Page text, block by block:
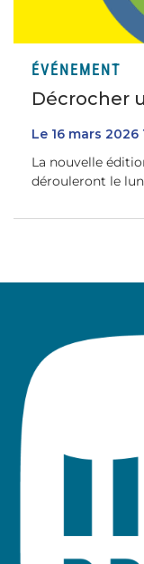
ÉVÉNEMENT
Décrocher
Le 16 mars 2026
La nouvelle
dérouleront le